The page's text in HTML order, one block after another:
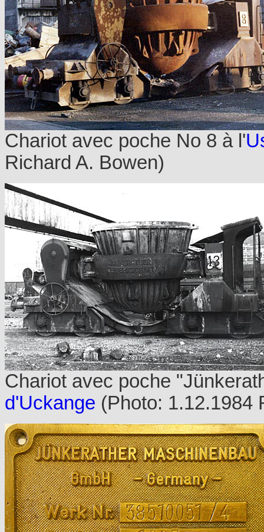
Chariot avec poche No 8 à l'
Richard A. Bowen)
Chariot avec poche
d'Uckange (Photo: 1.12.1984